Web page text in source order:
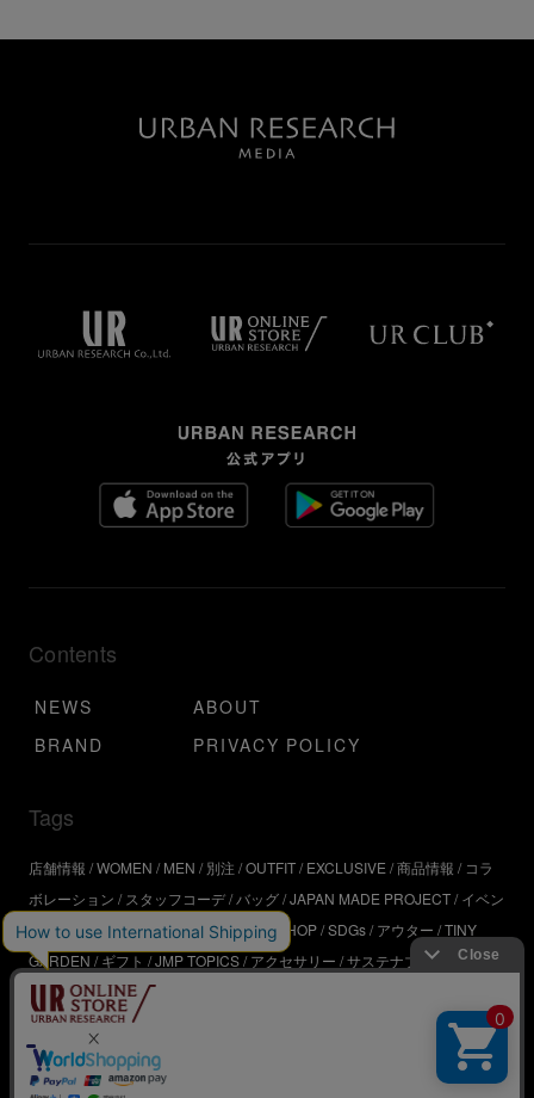
BRAND
Contents
NEWS
ABOUT
BRAND
PRIVACY POLICY
Tags
店舗情報 WOMEN MEN 別注 OUTFIT EXCLUSIVE 商品情報
コラ
ボレーション
スタッフコーデ バッグ JAPAN MADE PROJECT イベン
ト アウトドア インタビュー WORKSHOP SDGs アウター TINY
GARDEN
ギフト JMP TOPICS アクセサリー サステナブル
UR
SDGs
ジュエリー
ア URBS